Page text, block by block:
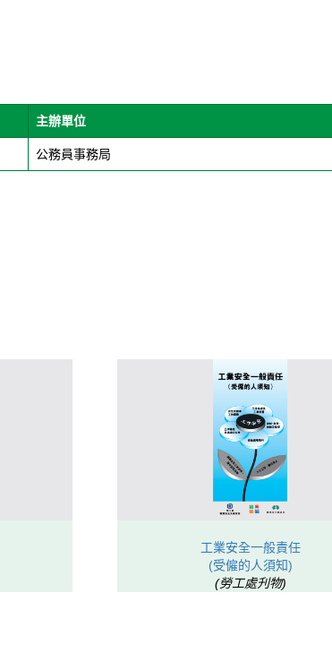
主辦單位
公務員事務局
工業安全一般責任
(受僱的人須知)
(勞工處刋物)